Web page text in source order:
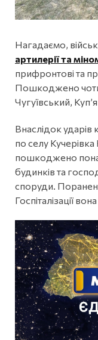
Нагадаємо,
артилерії та
прифронтові та
Пошкоджено
Чугуївський,
Внаслідок
по селу
пошкоджено
будинків та
споруди.
Госпіталізації